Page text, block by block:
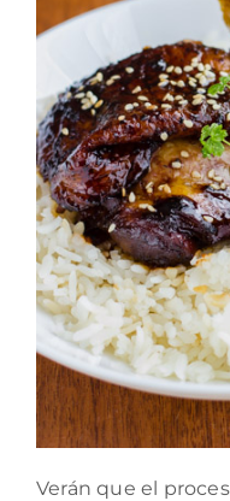
Verán que el